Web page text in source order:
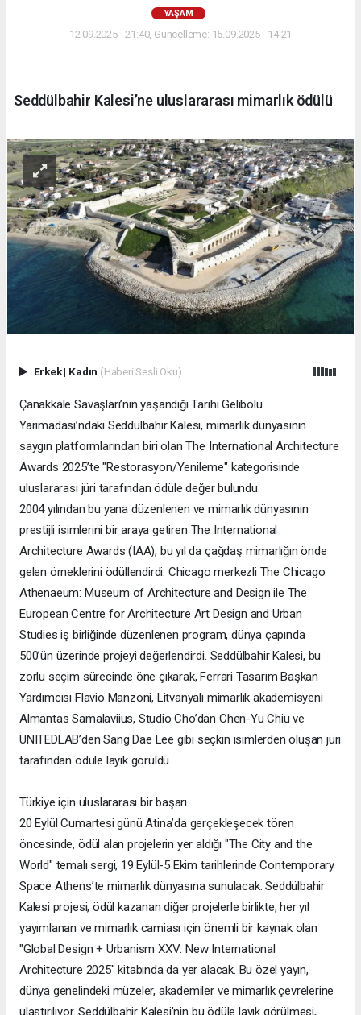
YAŞAM
12.09.2025 - 21:40, Güncelleme: 15.09.2025 - 14:21
Seddülbahir Kalesi’ne uluslararası mimarlık ödülü
Erkek| Kadın (Haberi Sesli Oku)
Çanakkale Savaşları’nın yaşandığı Tarihi Gelibolu
Yarımadası’ndaki Seddülbahir Kalesi, mimarlık dünyasının
saygın platformlarından biri olan The International Architecture
Awards 2025’te "Restorasyon/Yenileme" kategorisinde
uluslararası jüri tarafından ödüle değer bulundu.
2004 yılından bu yana düzenlenen ve mimarlık dünyasının
prestijli isimlerini bir araya getiren The International
Architecture Awards (IAA), bu yıl da çağdaş mimarlığın önde
gelen örneklerini ödüllendirdi. Chicago merkezli The Chicago
Athenaeum: Museum of Architecture and Design ile The
European Centre for Architecture Art Design and Urban
Studies iş birliğinde düzenlenen program, dünya çapında
500’ün üzerinde projeyi değerlendirdi. Seddülbahir Kalesi, bu
zorlu seçim sürecinde öne çıkarak, Ferrari Tasarım Başkan
Yardımcısı Flavio Manzoni, Litvanyalı mimarlık akademisyeni
Almantas Samalaviius, Studio Cho’dan Chen-Yu Chiu ve
UNITEDLAB’den Sang Dae Lee gibi seçkin isimlerden oluşan jüri
tarafından ödüle layık görüldü.
Türkiye için uluslararası bir başarı
20 Eylül Cumartesi günü Atina’da gerçekleşecek tören
öncesinde, ödül alan projelerin yer aldığı "The City and the
World" temalı sergi, 19 Eylül-5 Ekim tarihlerinde Contemporary
Space Athens’te mimarlık dünyasına sunulacak. Seddülbahir
Kalesi projesi, ödül kazanan diğer projelerle birlikte, her yıl
yayımlanan ve mimarlık camiası için önemli bir kaynak olan
"Global Design + Urbanism XXV: New International
Architecture 2025" kitabında da yer alacak. Bu özel yayın,
dünya genelindeki müzeler, akademiler ve mimarlık çevrelerine
ulaştırılıyor. Seddülbahir Kalesi’nin bu ödüle layık görülmesi,